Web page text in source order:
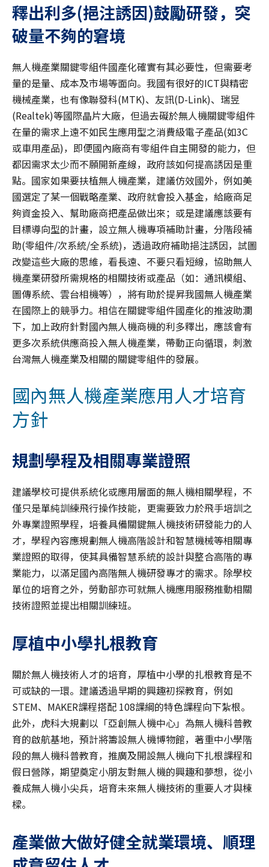
釋出利多(挹注誘因)鼓勵研發，突
破量不夠的窘境
無人機產業關鍵零組件國產化確實有其必要性，但需要考
量的是量、成本及市場等面向。我國有很好的ICT與精密
機械產業，也有像聯發科(MTK)、友訊(D-Link)、瑞昱
(Realtek)等國際晶片大廠，但過去礙於無人機關鍵零組件
在量的需求上遠不如民生應用型之消費級電子產品(如3C
或車用產品)，即便國內廠商有零組件自主開發的能力，但
都因需求太少而不願開新產線，政府該如何提高誘因是重
點。國家如果要扶植無人機產業，建議仿效國外，例如美
國選定了某一個戰略產業、政府就會投入基金，給廠商足
夠資金投入、幫助廠商把產品做出來；或是建議應該要有
目標導向型的計畫，設立無人機專項補助計畫，分階段補
助(零組件/次系統/全系統)，透過政府補助挹注誘因，試圖
改變這些大廠的思維，看長遠、不要只看短線，協助無人
機產業研發所需規格的相關技術或產品（如：通訊模組、
圖傳系統、雲台相機等），將有助於提昇我國無人機產業
在國際上的競爭力。相信在關鍵零組件國產化的推波助瀾
下，加上政府針對國內無人機商機的利多釋出，應該會有
更多次系統供應商投入無人機產業，帶動正向循環，刺激
台灣無人機產業及相關的關鍵零組件的發展。
國內無人機產業應用人才培育
方針
規劃學程及相關專業證照
建議學校可提供系統化或應用層面的無人機相關學程，不
僅只是單純訓練飛行操作技能，更需要致力於飛手培訓之
外專業證照學程，培養具備關鍵無人機技術研發能力的人
才，學程內容應規劃無人機高階設計和智慧機械等相關專
業證照的取得，使其具備智慧系統的設計與整合高階的專
業能力，以滿足國內高階無人機研發專才的需求。除學校
單位的培育之外，勞動部亦可就無人機應用服務推動相關
技術證照並提出相關訓練班。
厚植中小學扎根教育
關於無人機技術人才的培育，厚植中小學的扎根教育是不
可或缺的一環。建議透過早期的興趣初探教育，例如
STEM、MAKER課程搭配 108課綱的特色課程向下紮根。
此外，虎科大規劃以「亞創無人機中心」為無人機科普教
育的啟航基地，預計將籌設無人機博物館，著重中小學階
段的無人機科普教育，推廣及開設無人機向下扎根課程和
假日營隊，期望奠定小朋友對無人機的興趣和夢想，從小
養成無人機小尖兵，培育未來無人機技術的重要人才與棟
樑。
產業做大做好健全就業環境、順理